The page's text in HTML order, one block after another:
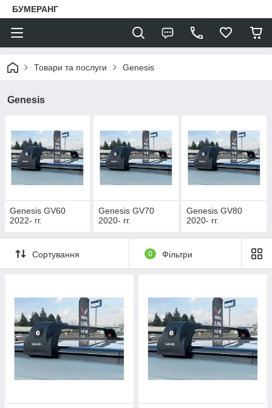
БУМЕРАНГ
Товари та послуги Genesis
Genesis
Genesis GV60
2022- гг.
Genesis GV70
2020- гг.
Genesis GV80
2020- гг.
Сортування 0 Фільтри